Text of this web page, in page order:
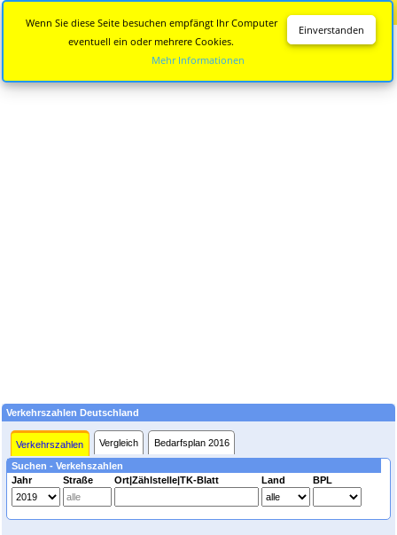
Verkehrszahlen Deutschland
Verkehrszahlen Vergleich Bedarfsplan 2016
Suchen - Verkehszahlen
Jahr
Straße Ort|Zählstelle|TK-Blatt Land BPL
Einverstanden
Wenn Sie diese Seite besuchen empfängt Ihr Computer
eventuell ein oder mehrere Cookies.
Mehr Informationen